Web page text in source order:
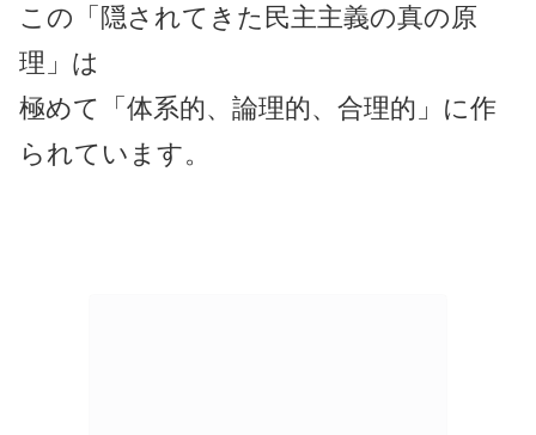
この「隠されてきた民主主義の真の原
理」は
極めて「体系的、論理的、合理的」に作
られています。